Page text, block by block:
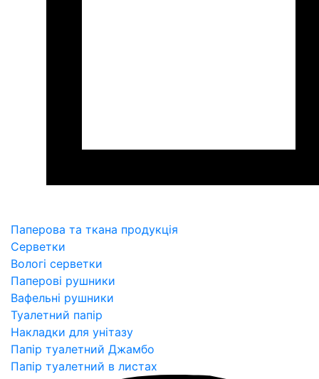
Паперова та ткана продукція
Серветки
Вологі серветки
Паперові рушники
Вафельні рушники
Туалетний папір
Накладки для унітазу
Папір туалетний Джамбо
Папір туалетний в листах